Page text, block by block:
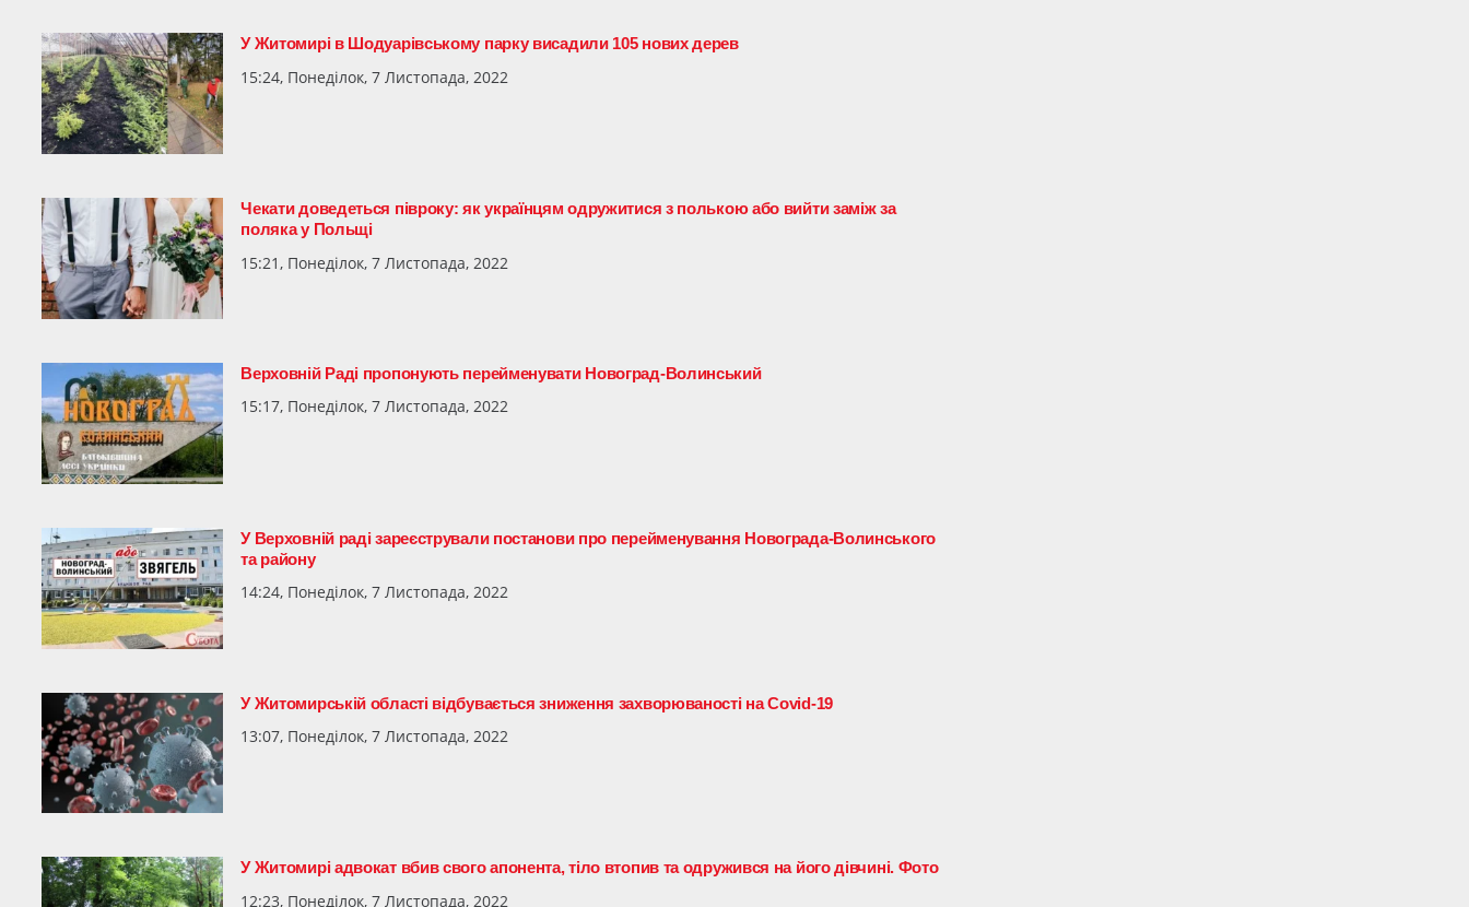
У Житомирі в Шодуарівському парку висадили 105 нових дерев
15:24, Понеділок, 7 Листопада, 2022
Чекати доведеться півроку: як українцям одружитися з полькою або вийти заміж за
поляка у Польщі
15:21, Понеділок, 7 Листопада, 2022
Верховній Раді пропонують перейменувати Новоград-Волинський
15:17, Понеділок, 7 Листопада, 2022
У Верховній раді зареєстрували постанови про перейменування Новограда-Волинського
та району
14:24, Понеділок, 7 Листопада, 2022
У Житомирській області відбувається зниження захворюваності на Covid-19
13:07, Понеділок, 7 Листопада, 2022
У Житомирі адвокат вбив свого апонента, тіло втопив та одружився на його дівчині. Фото
12:23, Понеділок, 7 Листопада, 2022